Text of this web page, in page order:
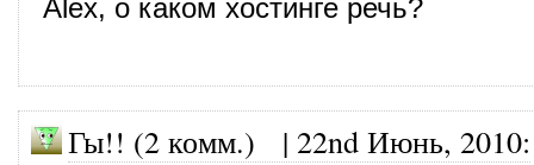
Alex, о каком хостинге речь?
Гы!! (2 комм.) | 22nd Июнь, 2010: